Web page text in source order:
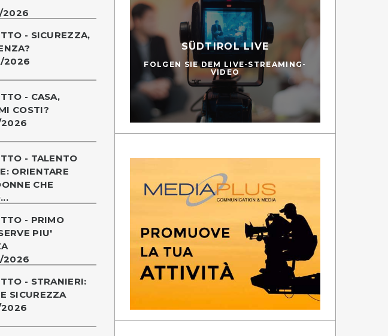
2026
- SICUREZZA,
2026
- CASA,
COSTI?
- TALENTO
ORIENTARE
CHE
- PRIMO
PIU'
2026
- STRANIERI:
SICUREZZA
SÜDTIROL LIVE
FOLGEN SIE DEM LIVE-STREAMING-
VIDEO